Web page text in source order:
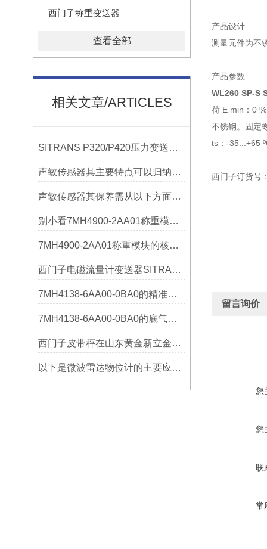
西门子称重变送器
查看全部
相关文章/ARTICLES
SITRANS P320/P420压力变送器概述
声敏传感器其主要特点可以归纳为以下几个核心维度
声敏传感器其保养需从以下方面入手
别小看7MH4900-2AA01称重模块！这些你日常接触的领域，早已离不开它
7MH4900-2AA01称重模块的核心亮点，藏着让效率翻倍的“关键密码”
西门子电磁流量计变送器SITRANS FMT020的功能
7MH4138-6AA00-0BA0的精准从何而来？关键组成部分，藏着答案！
7MH4138-6AA00-0BA0的底气：这些核心功能，让精准称重不再是难题
西门子皮带秤在山东黄金新立金矿的成功应用
以下是微波雷达物位计的主要应用领域及具体场景分析
产品设计
测量元件为不
产品参数
WL260 SP-S
荷 E min：0
不锈钢。固定
ts：-35...+65
西门子订货号
留言询价
您
您
联
常